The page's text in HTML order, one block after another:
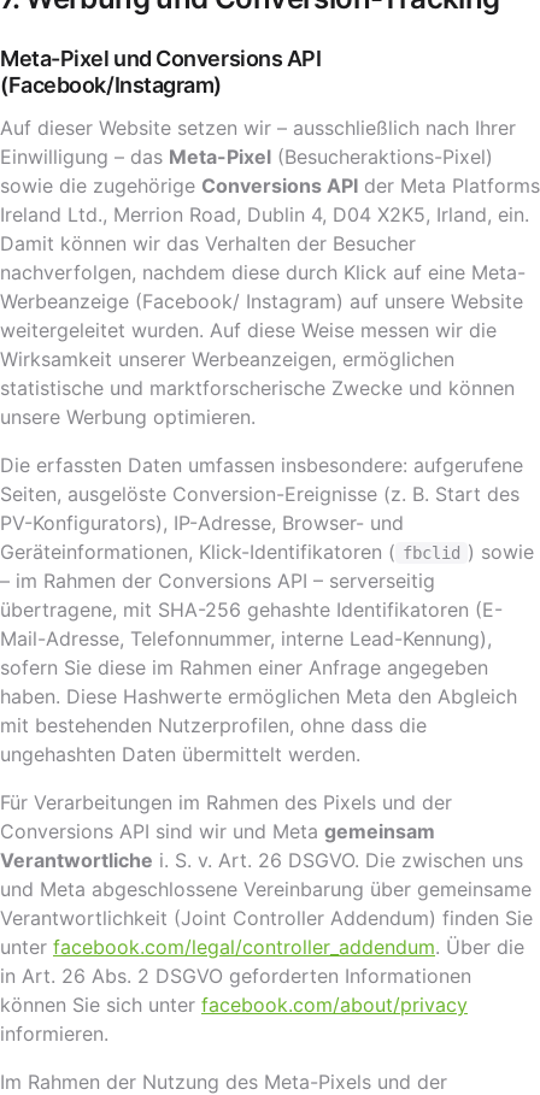
Meta-Pixel und Conversions API
(Facebook/Instagram)
Auf dieser Website setzen wir – ausschließlich nach Ihrer
Einwilligung – das Meta-Pixel (Besucheraktions-Pixel)
sowie die zugehörige Conversions API der Meta Platforms
Ireland Ltd., Merrion Road, Dublin 4, D04 X2K5, Irland, ein.
Damit können wir das Verhalten der Besucher
nachverfolgen, nachdem diese durch Klick auf eine Meta-
Werbeanzeige (Facebook/ Instagram) auf unsere Website
weitergeleitet wurden. Auf diese Weise messen wir die
Wirksamkeit unserer Werbeanzeigen, ermöglichen
statistische und marktforscherische Zwecke und können
unsere Werbung optimieren.
Die erfassten Daten umfassen insbesondere: aufgerufene
Seiten, ausgelöste Conversion-Ereignisse (z. B. Start des
PV-Konfigurators), IP-Adresse, Browser- und
Geräteinformationen, Klick-Identifikatoren ( fbclid ) sowie
– im Rahmen der Conversions API – serverseitig
übertragene, mit SHA-256 gehashte Identifikatoren (E-
Mail-Adresse, Telefonnummer, interne Lead-Kennung),
sofern Sie diese im Rahmen einer Anfrage angegeben
haben. Diese Hashwerte ermöglichen Meta den Abgleich
mit bestehenden Nutzerprofilen, ohne dass die
ungehashten Daten übermittelt werden.
Für Verarbeitungen im Rahmen des Pixels und der
Conversions API sind wir und Meta gemeinsam
Verantwortliche i. S. v. Art. 26 DSGVO. Die zwischen uns
und Meta abgeschlossene Vereinbarung über gemeinsame
Verantwortlichkeit (Joint Controller Addendum) finden Sie
unter facebook.com/legal/controller_addendum. Über die
in Art. 26 Abs. 2 DSGVO geforderten Informationen
können Sie sich unter facebook.com/about/privacy
informieren.
Im Rahmen der Nutzung des Meta-Pixels und der